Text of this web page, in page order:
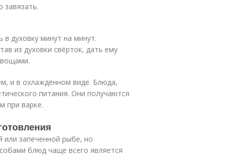
завязать.
духовку минут на минут.
из духовки свёрток, дать ему
и в охлаждённом виде. Блюда,
питания. Они получаются
при варке.
или запеченной рыбе, но
блюд чаще всего является